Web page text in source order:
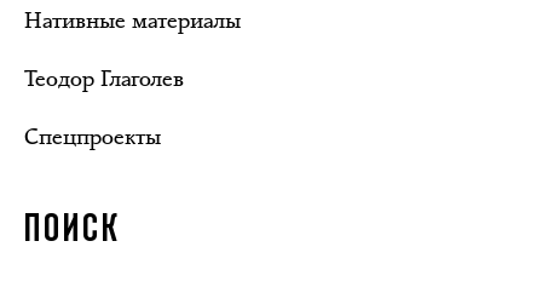
Нативные материалы
Теодор Глаголев
Спецпроекты
ПОИСК